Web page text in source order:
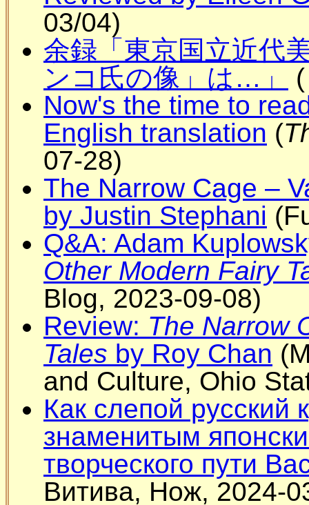
03/04)
余録「東京国立近代
ンコ氏の像」は…」
Now's the time to
English translation (
07-28)
The Narrow Cage –
by Justin Stephani
Q&A: Adam
Other Modern Fairy
Blog, 2023-09-08)
Review: The Narrow
Tales by Roy Chan
and Culture, Ohio
Как слепой русский
знаменитым
творческого пути
Витива, Нож, 2024-